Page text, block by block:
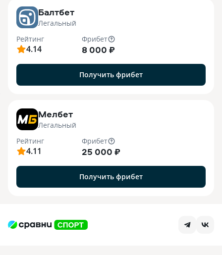
Балтбет
Легальный
Рейтинг
4.14
Фрибет
8 000 ₽
Получить фрибет
Мелбет
Легальный
Рейтинг
4.11
Фрибет
25 000 ₽
Получить фрибет